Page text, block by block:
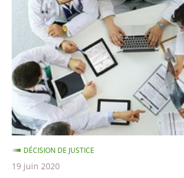
Health
Data
-
Décision
en
référé
du
19
juinDÉCISION DE JUSTICE
19 juin 2020